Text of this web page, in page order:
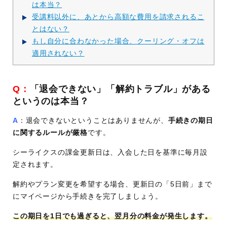
は本当？
受講料以外に、あとから高額な費用を請求されるこ
とはない？
もし自分に合わなかった場合、クーリング・オフは
適用されない？
Q：
「退会できない」「解約トラブル」がある
というのは本当？
A ：退会できないということはありませんが、 手続きの期日
に関するルールが厳格です。
シーライクスの課金更新日は、入会した日を基準に毎月設
定されます。
解約やプラン変更を希望する場合、更新日の「5日前」まで
にマイページから手続きを完了しましょう。
この期日を1日でも過ぎると、翌月分の料金が発生します。